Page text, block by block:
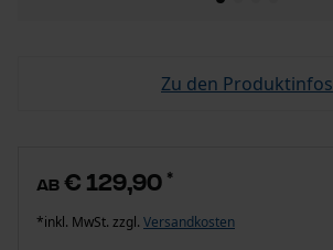
Zu den Produktinfos
ab € 129,90 *
*inkl. MwSt. zzgl. Versandkosten